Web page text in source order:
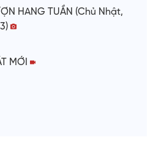
HANG TUẦN (Chủ Nhật,
MỚI